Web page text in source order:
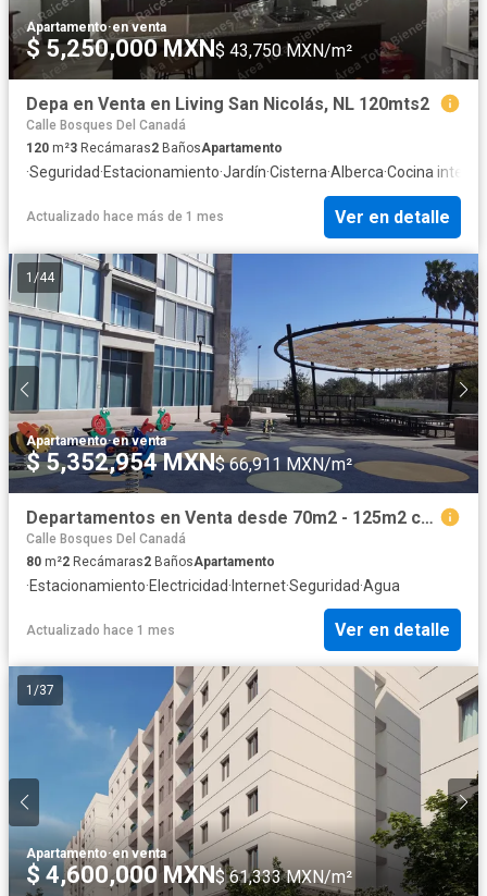
Apartamento·en venta
$ 5,250,000 MXN $ 43,750 MXN/m²
Depa en Venta en Living San Nicolás, NL 120mts2
Calle Bosques Del Canadá
120 m²3 Recámaras2 BañosApartamento
·Seguridad·Estacionamiento·Jardín·Cisterna·Alberca·Cocina
Actualizado hace más de 1 mes Ver en detalle
1 /44
Apartamento·en venta
$ 5,352,954 MXN$ 66,911 MXN/m²
Departamentos en Venta desde 70m2 - 125m2 con 2 cajones de Estacionamiento.
Calle Bosques Del Canadá
80 m²2 Recámaras2 BañosApartamento
·Estacionamiento·Electricidad· Internet·Seguridad·Agua
Actualizado hace 1 mes Ver en detalle
1 /37
Apartamento·en venta
$ 4,600,000 MXN $ 61,333 MXN/m²